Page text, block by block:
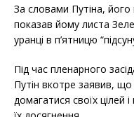
За словами Путіна,
показав йому листа
уранці в п’ятницю
Під час пленарного
Путін вкотре заявив,
домагатися своїх цілей